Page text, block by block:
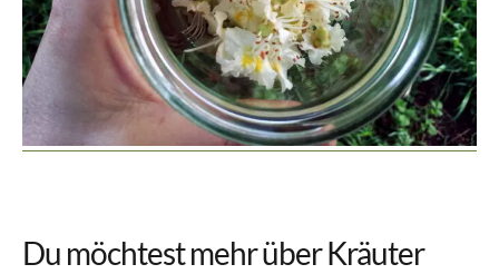
Du möchtest mehr über Kräuter